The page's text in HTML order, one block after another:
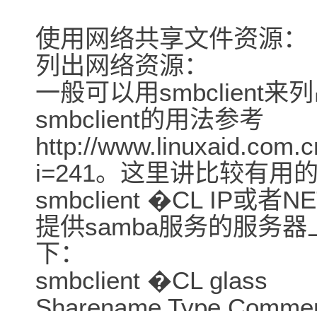
使用网络共享文件资源：
列出网络资源：
一般可以用smbclient来
smbclient的用法参考
http://
i=241。这里讲比较有用
smbclient �CL IP或者
提供samba服务的服务
下：
smbclient �CL glass